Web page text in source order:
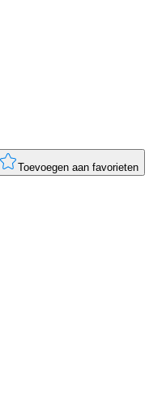
Toevoegen aan favorieten